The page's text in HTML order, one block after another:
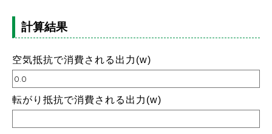
計算結果
空気抵抗で消費される出力(w)
転がり抵抗で消費される出力(w)